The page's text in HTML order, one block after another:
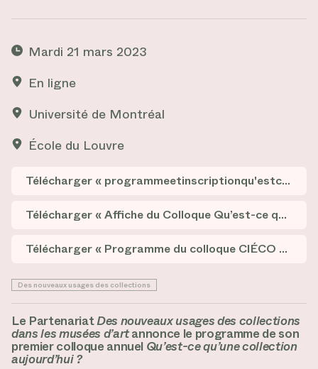
Mardi 21 mars 2023
En ligne
Université de Montréal
École du Louvre
Télécharger « programmeetinscriptionqu'estcequ'unecollectionaujourd'hui.pdf »
Télécharger « Affiche du Colloque Qu’est-ce qu’une collection aujourd’hui »
Télécharger « Programme du colloque CIÉCO 2023, Qu’est-ce qu’une collection aujourd’hui ? »
Des nouveaux usages des collections
Le PartenariatDes nouveaux usages des collections
dans les musées d’artannonce le programme de son
premier colloque annuel Qu’est-ce qu’une collection
aujourd’hui ?